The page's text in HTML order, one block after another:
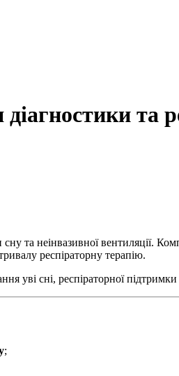
та
та неінвазивної вентиляції.
респіраторну терапію.
уві сні, респіраторної
;